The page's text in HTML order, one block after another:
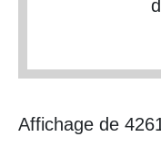
Affichage de